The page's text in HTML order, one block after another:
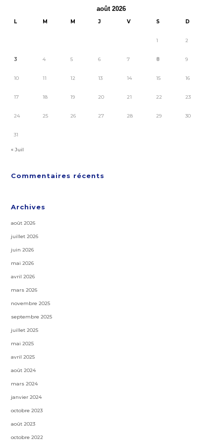
août 2026
L M M J V S D
1 2
3 4 5 6 7 8 9
10 11 12 13 14 15 16
17 18 19 20 21 22 23
24 25 26 27 28 29 30
31
« Juil
Commentaires récents
Archives
août 2026
juillet 2026
juin 2026
mai 2026
avril 2026
mars 2026
novembre 2025
septembre 2025
juillet 2025
mai 2025
avril 2025
août 2024
mars 2024
janvier 2024
octobre 2023
août 2023
octobre 2022